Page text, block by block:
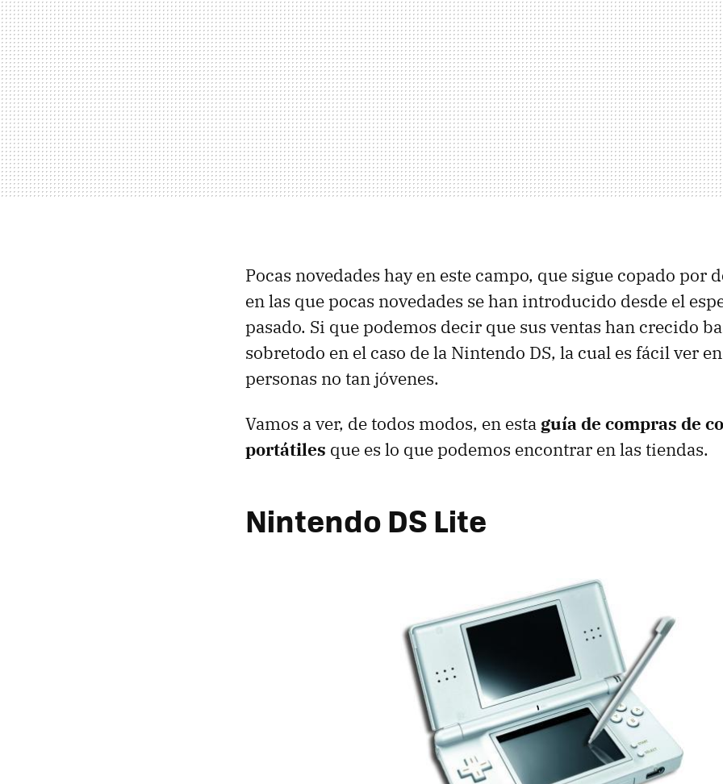
Pocas novedades hay en este campo, que sigue copado por
en las que pocas novedades se han introducido desde el
pasado. Si que podemos decir que sus ventas han crecido
sobretodo en el caso de la Nintendo DS, la cual es fácil ver
personas no tan jóvenes.
Vamos a ver, de todos modos, en esta guía de compras de
portátiles que es lo que podemos encontrar en las tiendas.
Nintendo DS Lite